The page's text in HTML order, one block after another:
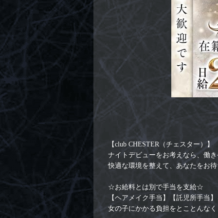
【club CHESTER（チェスター）】
ナイトデビューをお考えなら、働
快適な環境を整えて、あなたをお
☆お給料とは別で手当を支給☆
【ヘアメイク手当】【託児所手当
女の子にかかる負担をとことんな